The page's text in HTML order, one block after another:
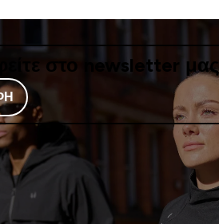
στο newsletter μας